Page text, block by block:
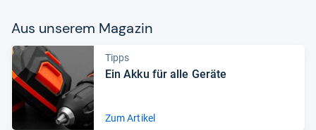
Aus unse­rem Maga­zin
Tipps
Ein Akku für alle Geräte
Zum Artikel